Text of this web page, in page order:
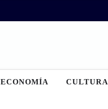
ECONOMÍA CULTURA